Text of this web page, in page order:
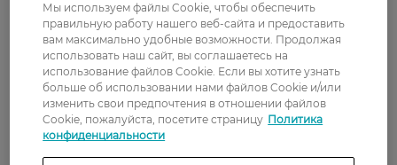
0
З 0 відгуків
0 відгуків
Доставка
Мы используем файлы Cookie, чтобы обеспечить
правильную работу нашего веб-сайта и предоставить
вам максимально удобные возможности. Продолжая
использовать наш сайт, вы соглашаетесь на
использование файлов Cookie. Если вы хотите узнать
больше об использовании нами файлов Cookie и/или
изменить свои предпочтения в отношении файлов
Cookie, пожалуйста, посетите страницу Политика
конфиденциальности